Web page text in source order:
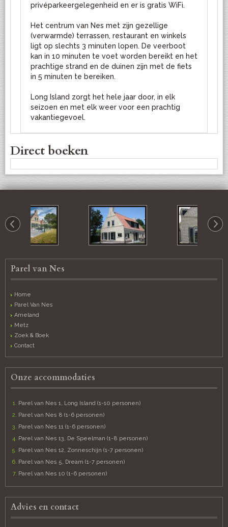
privéparkeergelegenheid en er is gratis WiFi.
Het centrum van Nes met zijn gezellige
(verwarmde) terrassen, restaurant en winkels
ligt op slechts 3 minuten lopen. De veerboot
kan in 10 minuten te voet worden bereikt en het
prachtige strand en de duinen zijn met de fiets
in 5 minuten te bereiken.
Long Island zorgt het hele jaar door, in elk
seizoen en met elk weer voor een prachtig
vakantiegevoel.
Direct boeken
Parel van Nes
Home
Parel Van Nes
Ameland
Metz
Zoek & Boek
Contact
Onze accommodaties
Parel van Nes 1, Long Island (1-10 personen)
Parel van Nes 8 (1-6 personen)
Parel van Nes 11 (1-6 personen)
Parel van Nes 13, De Speelman (1-8 personen)
Parel van Nes 12, Zonneschijn (1-7 personen)
Parel van Nes 5, Dream (1-7 personen)
Parel van Nes 10 (1-6 personen)
Advies en contact